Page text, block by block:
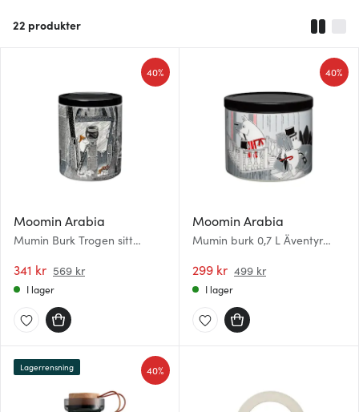
22 produkter
Moomin Arabia
Mumin Burk Trogen sitt
341 kr 569 kr
40%
I lager
Moomin Arabia
Mumin burk 0,7 L Äventyr
299 kr 499 kr
40%
I lager
40%
Lagerrensning